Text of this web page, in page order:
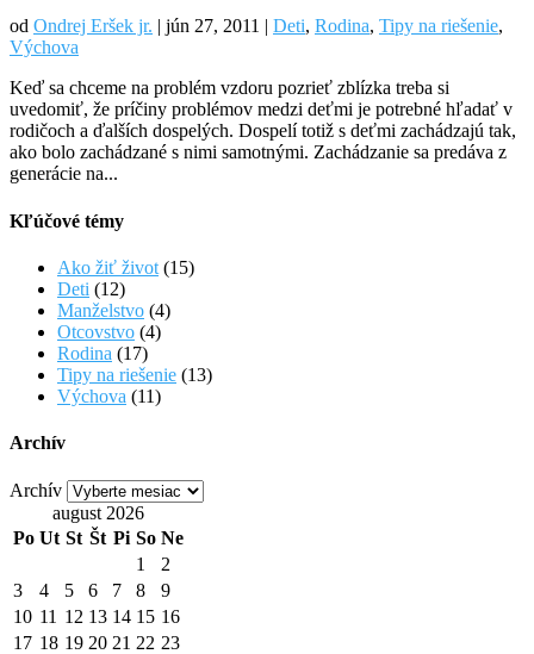
od Ondrej Eršek jr. | jún 27, 2011 | Deti, Rodina, Tipy na riešenie,
Výchova
Keď sa chceme na problém vzdoru pozrieť zblízka treba si
uvedomiť, že príčiny problémov medzi deťmi je potrebné hľadať v
rodičoch a ďalších dospelých. Dospelí totiž s deťmi zachádzajú tak,
ako bolo zachádzané s nimi samotnými. Zachádzanie sa predáva z
generácie na...
Kľúčové témy
Ako žiť život (15)
Deti (12)
Manželstvo (4)
Otcovstvo (4)
Rodina (17)
Tipy na riešenie (13)
Výchova (11)
Archív
Archív
august 2026
Po Ut St Št Pi So Ne
1
2
3
4 5 6 7 8
9
10 11 12 13 14 15 16
17 18 19 20 21 22 23